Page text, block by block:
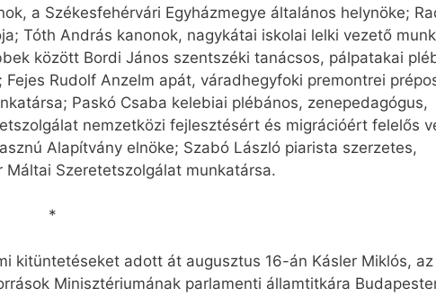
a Székesfehérvári Egyházmegye általános helynöke;
Tóth András kanonok, nagykátai iskolai lelki vezető
között Bordi János szentszéki tanácsos, pálpatakai
Rudolf Anzelm apát, váradhegyfoki premontrei
Paskó Csaba kelebiai plébános, zenepedagógus,
nemzetközi fejlesztésért és migrációért felelős
Alapítvány elnöke; Szabó László piarista szerzetes,
Szeretetszolgálat munkatársa.
*
kitüntetéseket adott át augusztus 16-án Kásler Miklós,
Minisztériumának parlamenti államtitkára